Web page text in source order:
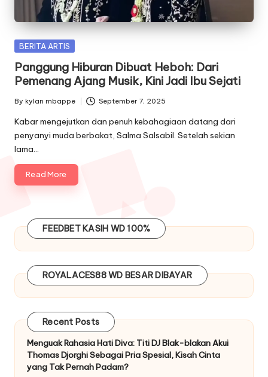
Posted
BERITA ARTIS
Panggung Hiburan Dibuat Heboh: Dari
Pemenang Ajang Musik, Kini Jadi Ibu Sejati
Posted
by
By kylan mbappe September 7, 2025
Kabar mengejutkan dan penuh kebahagiaan datang dari
penyanyi muda berbakat, Salma Salsabil. Setelah sekian
lama…
Read More
FEEDBETKASIH WD 100%
ROYALACES88WD BESAR DIBAYAR
Recent Posts
Menguak Rahasia Hati Diva: Titi DJ Blak-blakan Akui
Thomas Djorghi Sebagai Pria Spesial, Kisah Cinta
yang Tak Pernah Padam?